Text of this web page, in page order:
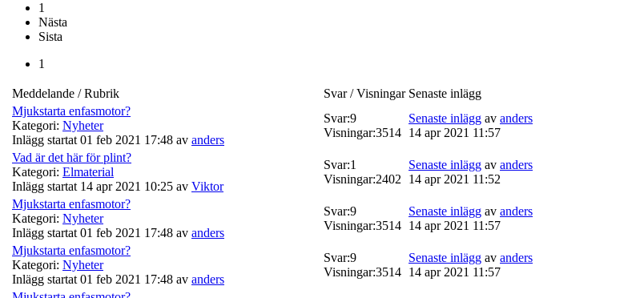
1
Nästa
Sista
1
Meddelande / Rubrik Svar / Visningar Senaste inlägg
Mjukstarta enfasmotor?
Kategori: Nyheter
Inlägg startat 01 feb 2021 17:48 av anders
Svar:9
Visningar:3514
Senaste inlägg av anders
14 apr 2021 11:57
Vad är det här för plint?
Kategori: Elmaterial
Inlägg startat 14 apr 2021 10:25 av Viktor
Svar:1
Visningar:2402
Senaste inlägg av anders
14 apr 2021 11:52
Mjukstarta enfasmotor?
Kategori: Nyheter
Inlägg startat 01 feb 2021 17:48 av anders
Svar:9
Visningar:3514
Senaste inlägg av anders
14 apr 2021 11:57
Mjukstarta enfasmotor?
Kategori: Nyheter
Inlägg startat 01 feb 2021 17:48 av anders
Svar:9
Visningar:3514
Senaste inlägg av anders
14 apr 2021 11:57